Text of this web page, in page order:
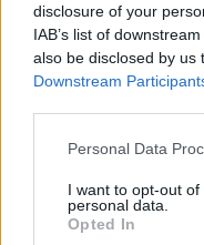
disclosure of your
IAB’s list of
also be disclosed by us
Downstream
Personal Data
I want to opt-out
personal data.
Opted In
A keresett cikk a
tartozik, melynek
regisztrációhoz
Az előfizetés a
Portfolio.hu
kötéslistái